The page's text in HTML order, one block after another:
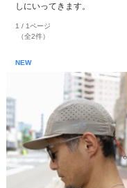
しにいってきます。
1 / 1ページ
（全2件）
NEW